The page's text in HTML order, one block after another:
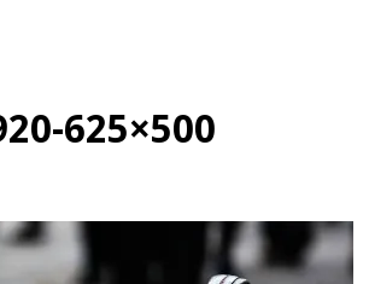
625×500